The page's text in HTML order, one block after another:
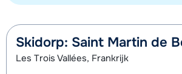
Skidorp: Saint Martin de
Les Trois Vallées, Frankrijk